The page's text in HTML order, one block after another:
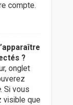
compte.
?
onglet
. Si vous
visible que